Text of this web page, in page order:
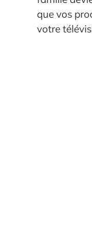
que vos
votre